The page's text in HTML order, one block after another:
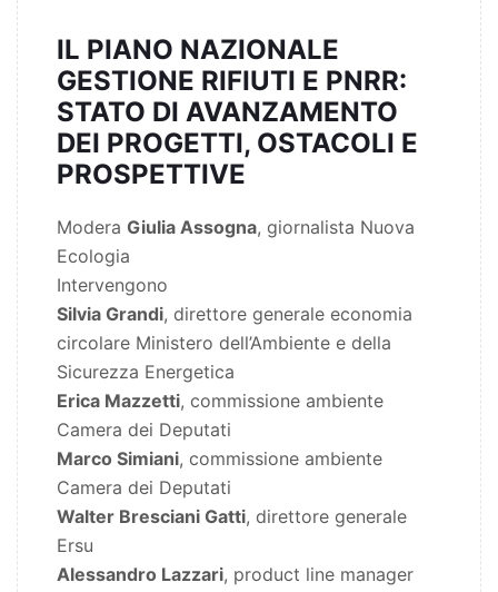
IL PIANO NAZIONALE
GESTIONE RIFIUTI E PNRR:
STATO DI AVANZAMENTO
DEI PROGETTI, OSTACOLI E
PROSPETTIVE
Modera Giulia Assogna, giornalista Nuova
Ecologia
Intervengono
Silvia Grandi, direttore generale economia
circolare Ministero dell’Ambiente e della
Sicurezza Energetica
Erica Mazzetti, commissione ambiente
Camera dei Deputati
Marco Simiani, commissione ambiente
Camera dei Deputati
Walter Bresciani Gatti, direttore generale
Ersu
Alessandro Lazzari, product line manager